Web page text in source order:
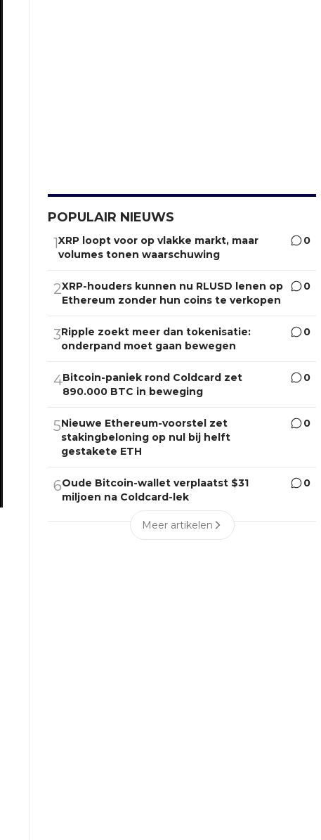
POPULAIR NIEUWS
1XRP loopt voor op vlakke markt, maar
volumes tonen waarschuwing
0
2XRP-houders kunnen nu RLUSD lenen op
Ethereum zonder hun coins te verkopen
0
3Ripple zoekt meer dan tokenisatie:
onderpand moet gaan bewegen
0
4Bitcoin-paniek rond Coldcard zet
890.000 BTC in beweging
0
5Nieuwe Ethereum-voorstel zet
stakingbeloning op nul bij helft
gestakete ETH
0
6Oude Bitcoin-wallet verplaatst $31
miljoen na Coldcard-lek
0
Meer artikelen